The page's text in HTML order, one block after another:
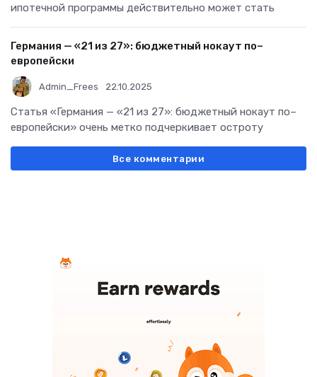
ипотечной программы действительно может стать
Германия — «21 из 27»: бюджетный нокаут по–
европейски
Admin_Frees 22.10.2025
Статья «Германия — «21 из 27»: бюджетный нокаут по–
европейски» очень метко подчеркивает остроту
Все комментарии